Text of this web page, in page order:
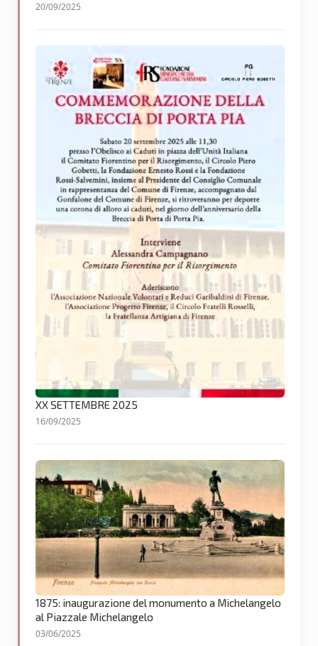
20/09/2025
XX SETTEMBRE 2025
16/09/2025
1875: inaugurazione del monumento a Michelangelo
al Piazzale Michelangelo
03/06/2025